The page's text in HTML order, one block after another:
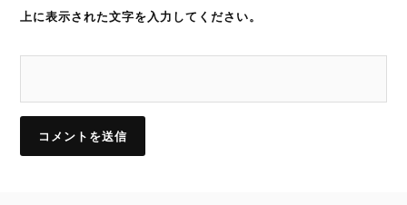
上に表示された文字を入力してください。